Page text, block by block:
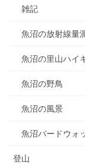
雑記
魚沼の放射線量
魚沼の里山ハイ
魚沼の野鳥
魚沼の風景
魚沼バードウォ
登山